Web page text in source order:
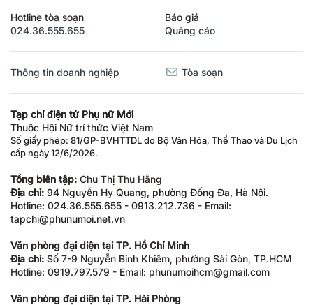
Hotline tòa soạn
024.36.555.655
Báo giá
Quảng cáo
Thông tin doanh nghiệp Tòa soạn
Tạp chí điện tử Phụ nữ Mới
Thuộc Hội Nữ trí thức Việt Nam
Số giấy phép: 81/GP-BVHTTDL do Bộ Văn Hóa, Thể Thao và Du Lịch
cấp ngày 12/6/2026.
Tổng biên tập: Chu Thị Thu Hằng
Địa chỉ: 94 Nguyễn Hy Quang, phường Đống Đa, Hà Nội.
Hotline: 024.36.555.655 - 0913.212.736 - Email:
tapchi@phunumoi.net.vn
Văn phòng đại diện tại TP. Hồ Chí Minh
Địa chỉ: Số 7-9 Nguyễn Bỉnh Khiêm, phường Sài Gòn, TP.HCM
Hotline: 0919.797.579 - Email: phunumoihcm@gmail.com
Văn phòng đại diện tại TP. Hải Phòng